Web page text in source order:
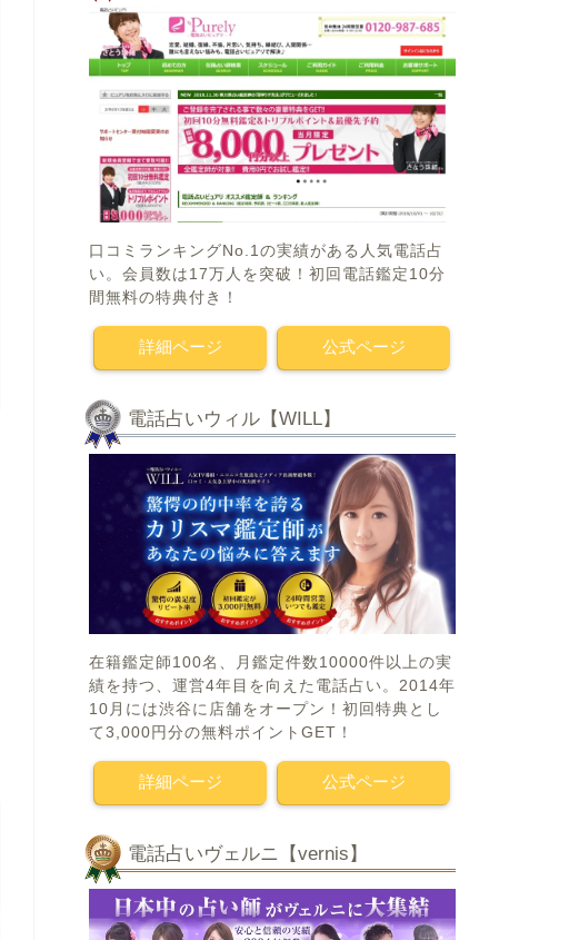
口コミランキングNo.1の実績がある人気電話占
い。会員数は17万人を突破！初回電話鑑定10分
間無料の特典付き！
詳細ページ 公式ページ
電話占いウィル【WILL】
在籍鑑定師100名、月鑑定件数10000件以上の実
績を持つ、運営4年目を向えた電話占い。2014年
10月には渋谷に店舗をオープン！初回特典とし
て3,000円分の無料ポイントGET！
詳細ページ 公式ページ
電話占いヴェルニ【vernis】